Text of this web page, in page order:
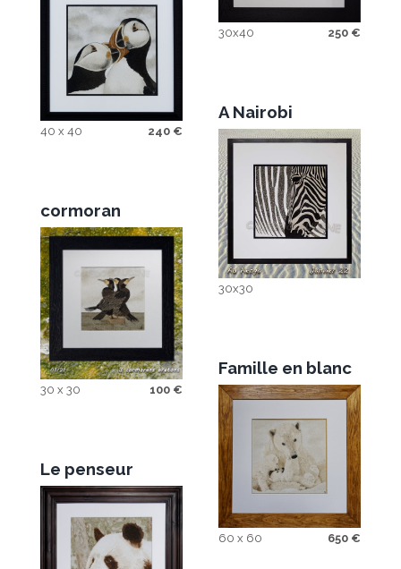
40 x 40 240€
cormoran
30 x 30 100€
Le penseur
30x40 250 €
A Nairobi
30x30
Famille en blanc
60 x 60 650 €